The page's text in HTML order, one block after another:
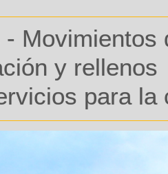
Movimientos
y rellenos
para la